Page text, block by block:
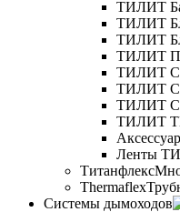
ТИЛИТ
ТИЛИТ
ТИЛИТ
ТИЛИТ
ТИЛИТ
ТИЛИТ
ТИЛИТ
ТИЛИТ
Ленты
Титанфлекс
Thermaflex
Cистемы дымоходов